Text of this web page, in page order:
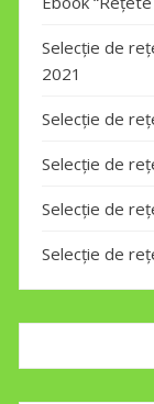
Selecție de
2021
Selecție de
Selecție de
Selecție de
Selecție de